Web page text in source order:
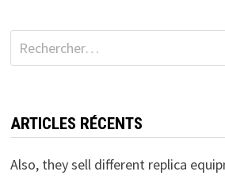
Rechercher :
ARTICLES RÉCENTS
Also, they sell different replica